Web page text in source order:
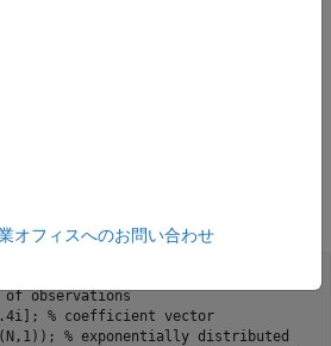
なデータ
ータを生成します。複素数係数ベクトル
ます。応答
of observations
% coefficient vector
% exponentially distributed
オフィスへのお問い合わせ